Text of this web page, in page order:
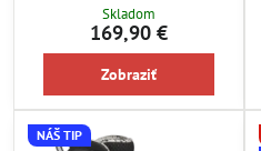
Skladom
169,90 €
Zobraziť
NÁŠ TIP